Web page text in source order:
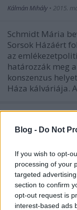
Blog - Do Not
If you wish to opt-
processing of your
targeted
section to confirm
opt-out request is
interest-based ads
Kálmán Mihály • 2015.
Schmidt Mária
Sorsok Házáért
az
határozzák meg
konszenzus
Háza kálváriája.